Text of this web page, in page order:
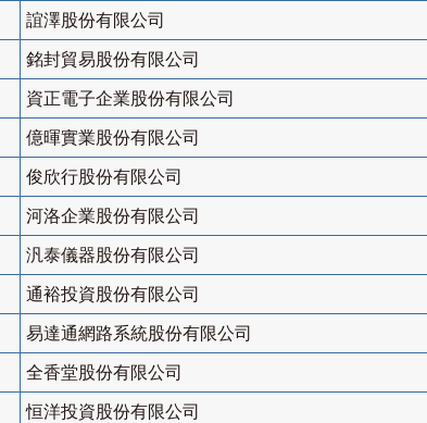
誼澤股份有限公司
銘封貿易股份有限公司
資正電子企業股份有限公司
億暉實業股份有限公司
俊欣行股份有限公司
河洛企業股份有限公司
汎泰儀器股份有限公司
通裕投資股份有限公司
易達通網路系統股份有限公司
全香堂股份有限公司
恒洋投資股份有限公司